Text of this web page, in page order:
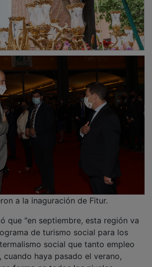
a la inaguración de Fitur.
de turismo social para los
social que tanto empleo
cuando haya pasado el verano,
forma en todos los niveles